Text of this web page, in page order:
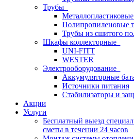
Трубы
Полипропиленовые
Трубы из сшитого
Шкафы коллекторные
UNI-FITT
WESTER
Электрооборудование
Аккумуляторные
Источники питания
Стабилизаторы и
Акции
Услуги
Бесплатный выезд
сметы в течении 24 часов